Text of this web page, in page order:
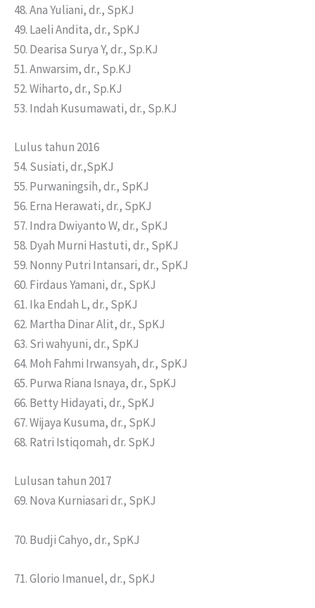
48. Ana Yuliani, dr., SpKJ
49. Laeli Andita, dr., SpKJ
50. Dearisa Surya Y, dr., Sp.KJ
51. Anwarsim, dr., Sp.KJ
52. Wiharto, dr., Sp.KJ
53. Indah Kusumawati, dr., Sp.KJ
Lulus tahun 2016
54. Susiati, dr.,SpKJ
55. Purwaningsih, dr., SpKJ
56. Erna Herawati, dr., SpKJ
57. Indra Dwiyanto W, dr., SpKJ
58. Dyah Murni Hastuti, dr., SpKJ
59. Nonny Putri Intansari, dr., SpKJ
60. Firdaus Yamani, dr., SpKJ
61. Ika Endah L, dr., SpKJ
62. Martha Dinar Alit, dr., SpKJ
63. Sri wahyuni, dr., SpKJ
64. Moh Fahmi Irwansyah, dr., SpKJ
65. Purwa Riana Isnaya, dr., SpKJ
66. Betty Hidayati, dr., SpKJ
67. Wijaya Kusuma, dr., SpKJ
68. Ratri Istiqomah, dr. SpKJ
Lulusan tahun 2017
69. Nova Kurniasari dr., SpKJ
70. Budji Cahyo, dr., SpKJ
71. Glorio Imanuel, dr., SpKJ